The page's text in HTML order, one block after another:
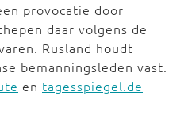
provocatie door
daar volgens de
Rusland houdt
bemanningsleden vast.
en tagesspiegel.de